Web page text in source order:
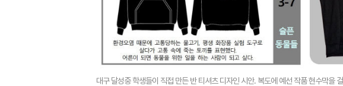
대구 달성중 학생들이 직접 만든 반 티셔츠 디자인 시안. 복도에 예선 작품 현수막을